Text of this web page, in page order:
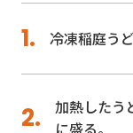
冷凍稲庭う
加熱したう
に盛る。